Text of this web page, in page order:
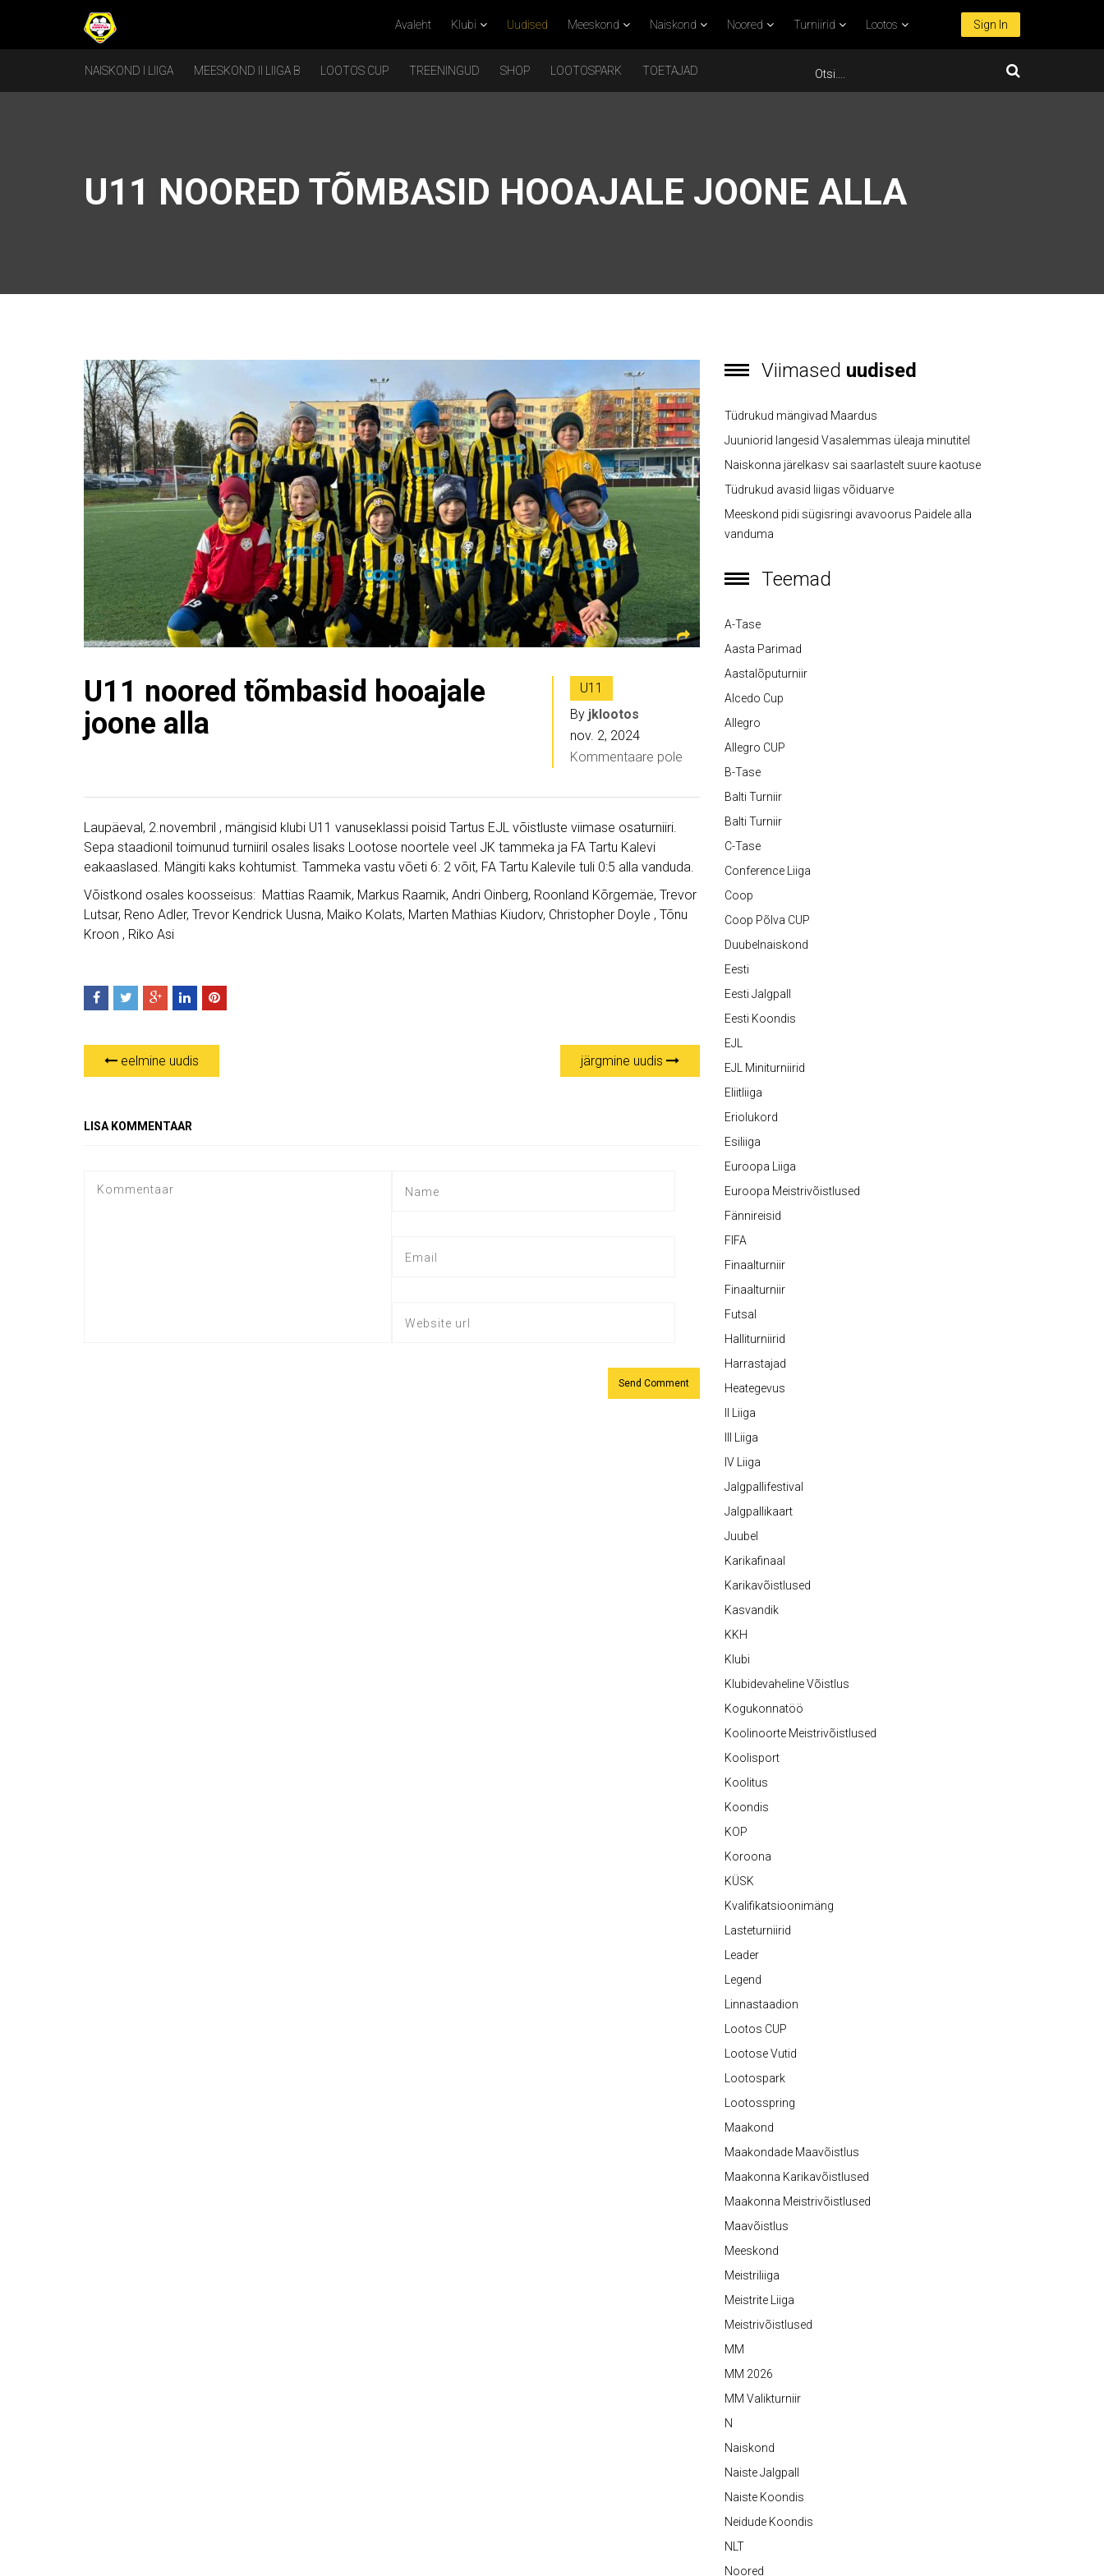
Avaleht Klubi Uudised Meeskond Naiskond Noored Turniirid Lootos Sign In
NAISKOND I LIIGA MEESKOND II LIIGA B LOOTOS CUP TREENINGUD SHOP LOOTOSPARK TOETAJAD
U11 NOORED TÕMBASID HOOAJALE JOONE ALLA
U11 noored tõmbasid hooajale
joone alla
U11
By jklootos
nov. 2, 2024
Kommentaare pole
Laupäeval, 2.novembril , mängisid klubi U11 vanuseklassi poisid Tartus EJL võistluste viimase osaturniiri.
Sepa staadionil toimunud turniiril osales lisaks Lootose noortele veel JK tammeka ja FA Tartu Kalevi
eakaaslased. Mängiti kaks kohtumist. Tammeka vastu võeti 6: 2 võit, FA Tartu Kalevile tuli 0:5 alla vanduda.
Võistkond osales koosseisus: Mattias Raamik, Markus Raamik, Andri Oinberg, Roonland Kõrgemäe, Trevor
Lutsar, Reno Adler, Trevor Kendrick Uusna, Maiko Kolats, Marten Mathias Kiudorv, Christopher Doyle , Tõnu
Kroon , Riko Asi
eelmine uudis järgmine uudis
LISA KOMMENTAAR
Viimased uudised
Tüdrukud mängivad Maardus
Juuniorid langesid Vasalemmas üleaja minutitel
Naiskonna järelkasv sai saarlastelt suure kaotuse
Tüdrukud avasid liigas võiduarve
Meeskond pidi sügisringi avavoorus Paidele alla
vanduma
Teemad
A-Tase
Aasta Parimad
Aastalõputurniir
Alcedo Cup
Allegro
Allegro CUP
B-Tase
Balti Turniir
Balti Turniir
C-Tase
Conference Liiga
Coop
Coop Põlva CUP
Duubelnaiskond
Eesti
Eesti Jalgpall
Eesti Koondis
EJL
EJL Miniturniirid
Eliitliiga
Eriolukord
Esiliiga
Euroopa Liiga
Euroopa Meistrivõistlused
Fännireisid
FIFA
Finaalturniir
Finaalturniir
Futsal
Halliturniirid
Harrastajad
Heategevus
II Liiga
III Liiga
IV Liiga
Jalgpallifestival
Jalgpallikaart
Juubel
Karikafinaal
Karikavõistlused
Kasvandik
KKH
Klubi
Klubidevaheline Võistlus
Kogukonnatöö
Koolinoorte Meistrivõistlused
Koolisport
Koolitus
Koondis
KOP
Koroona
KÜSK
Kvalifikatsioonimäng
Lasteturniirid
Leader
Legend
Linnastaadion
Lootos CUP
Lootose Vutid
Lootospark
Lootosspring
Maakond
Maakondade Maavõistlus
Maakonna Karikavõistlused
Maakonna Meistrivõistlused
Maavõistlus
Meeskond
Meistriliiga
Meistrite Liiga
Meistrivõistlused
MM
MM 2026
MM Valikturniir
N
Naiskond
Naiste Jalgpall
Naiste Koondis
Neidude Koondis
NLT
Noored